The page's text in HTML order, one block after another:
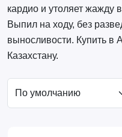
кардио и утоляет жажду
Выпил на ходу, без
выносливости. Купить в
Казахстану.